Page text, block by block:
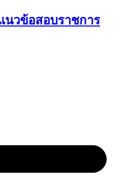
นวข้อสอบราชการ